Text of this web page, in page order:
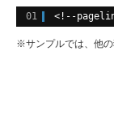
01 <!--
※サンプルでは、他の